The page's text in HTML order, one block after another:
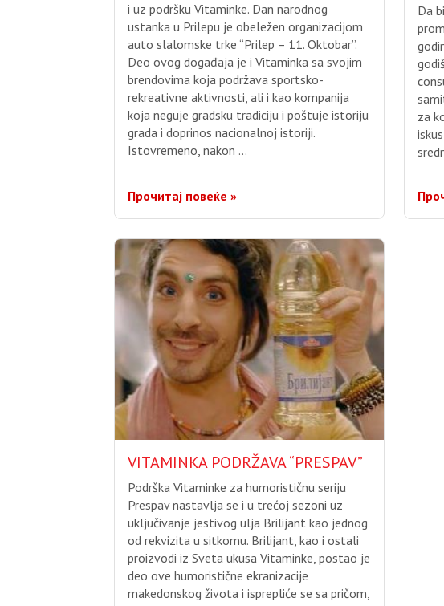
i uz podršku Vitaminke. Dan narodnog
ustanka u Prilepu je obeležen organizacijom
auto slalomske trke “Prilep – 11. Oktobar”.
Deo ovog događaja je i Vitaminka sa svojim
brendovima koja podržava sportsko-
rekreativne aktivnosti, ali i kao kompanija
koja neguje gradsku tradiciju i poštuje istoriju
grada i doprinos nacionalnoj istoriji.
Istovremeno, nakon …
Прочитај повеќе »
Da
za
VITAMINKA PODRŽAVA “PRESPAV”
Podrška Vitaminke za humorističnu seriju
Prespav nastavlja se i u trećoj sezoni uz
uključivanje jestivog ulja Brilijant kao jednog
od rekvizita u sitkomu. Brilijant, kao i ostali
proizvodi iz Sveta ukusa Vitaminke, postao je
deo ove humoristične ekranizacije
makedonskog života i isprepliće se sa pričom,